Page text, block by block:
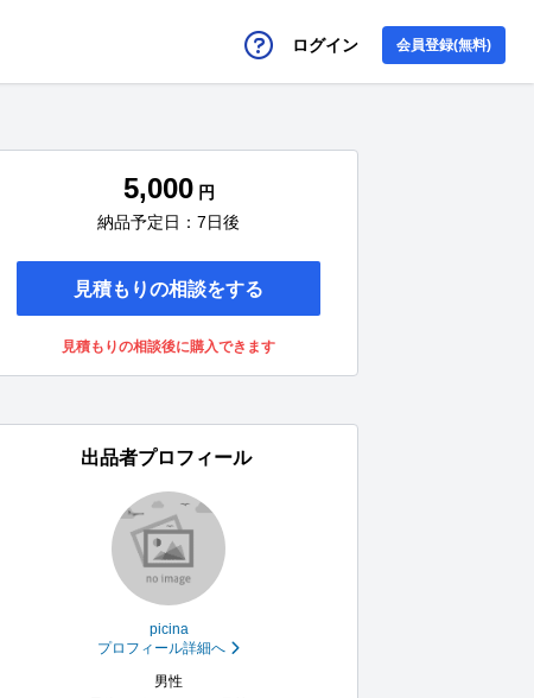
ログイン 会員登録(無料)
5,000 円
納品予定日：7日後
見積もりの相談をする
見積もりの相談後に購入できます
出品者プロフィール
picina
プロフィール詳細へ
男性